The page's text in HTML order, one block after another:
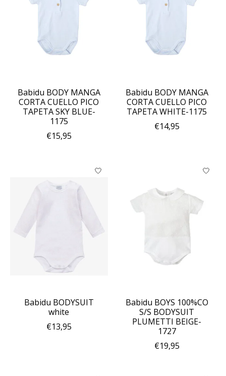
Babidu BODY MANGA
CORTA CUELLO PICO
TAPETA SKY BLUE-
1175
€15,95
Babidu BODY MANGA
CORTA CUELLO PICO
TAPETA WHITE-1175
€14,95
Babidu BODYSUIT
white
€13,95
Babidu BOYS 100%CO
S/S BODYSUIT
PLUMETTI BEIGE-
1727
€19,95